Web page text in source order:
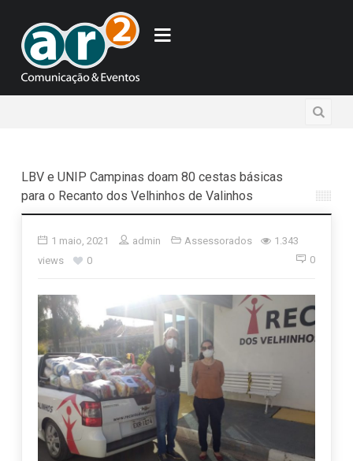
LBV e UNIP Campinas doam 80 cestas básicas
para o Recanto dos Velhinhos de Valinhos
1 maio, 2021 admin Assessorados
1.343
views
0 0